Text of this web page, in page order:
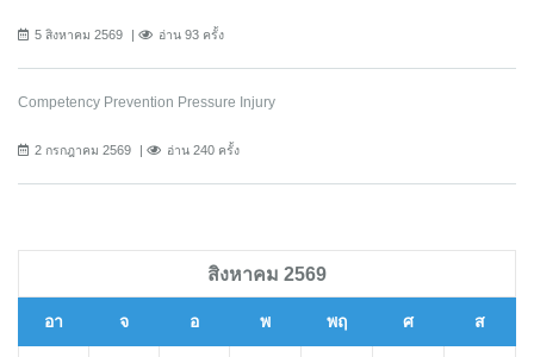
5 สิงหาคม 2569 อ่าน 93 ครั้ง
Competency Prevention Pressure Injury
2 กรกฎาคม 2569 อ่าน 240 ครั้ง
สิงหาคม 2569
อา จ อ พ พฤ ศ ส